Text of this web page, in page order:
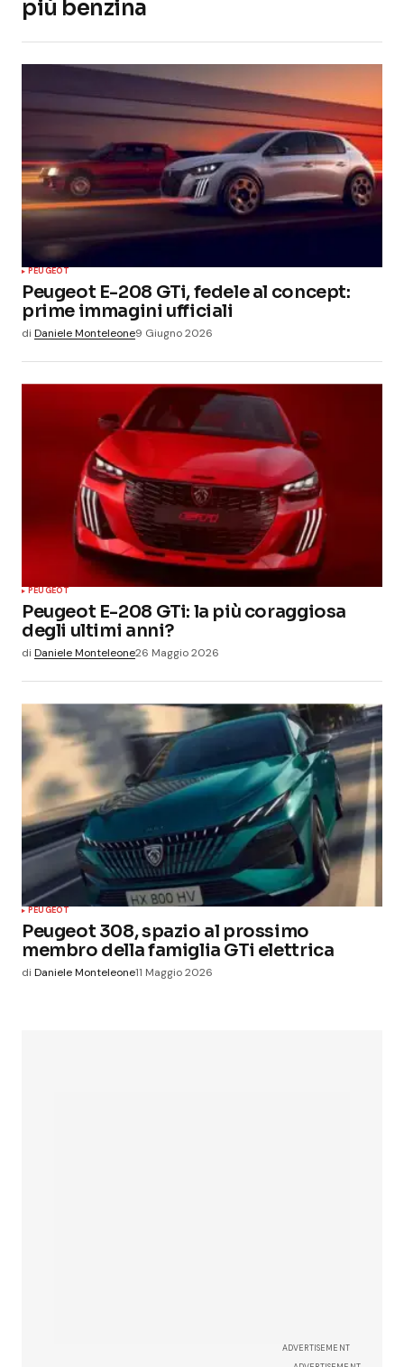
più benzina
PEUGEOT
Peugeot E-208 GTi, fedele al concept:
prime immagini ufficiali
di Daniele Monteleone9 Giugno 2026
PEUGEOT
Peugeot E-208 GTi: la più coraggiosa
degli ultimi anni?
di Daniele Monteleone26 Maggio 2026
PEUGEOT
Peugeot 308, spazio al prossimo
membro della famiglia GTi elettrica
di Daniele Monteleone11 Maggio 2026
ADVERTISEMENT